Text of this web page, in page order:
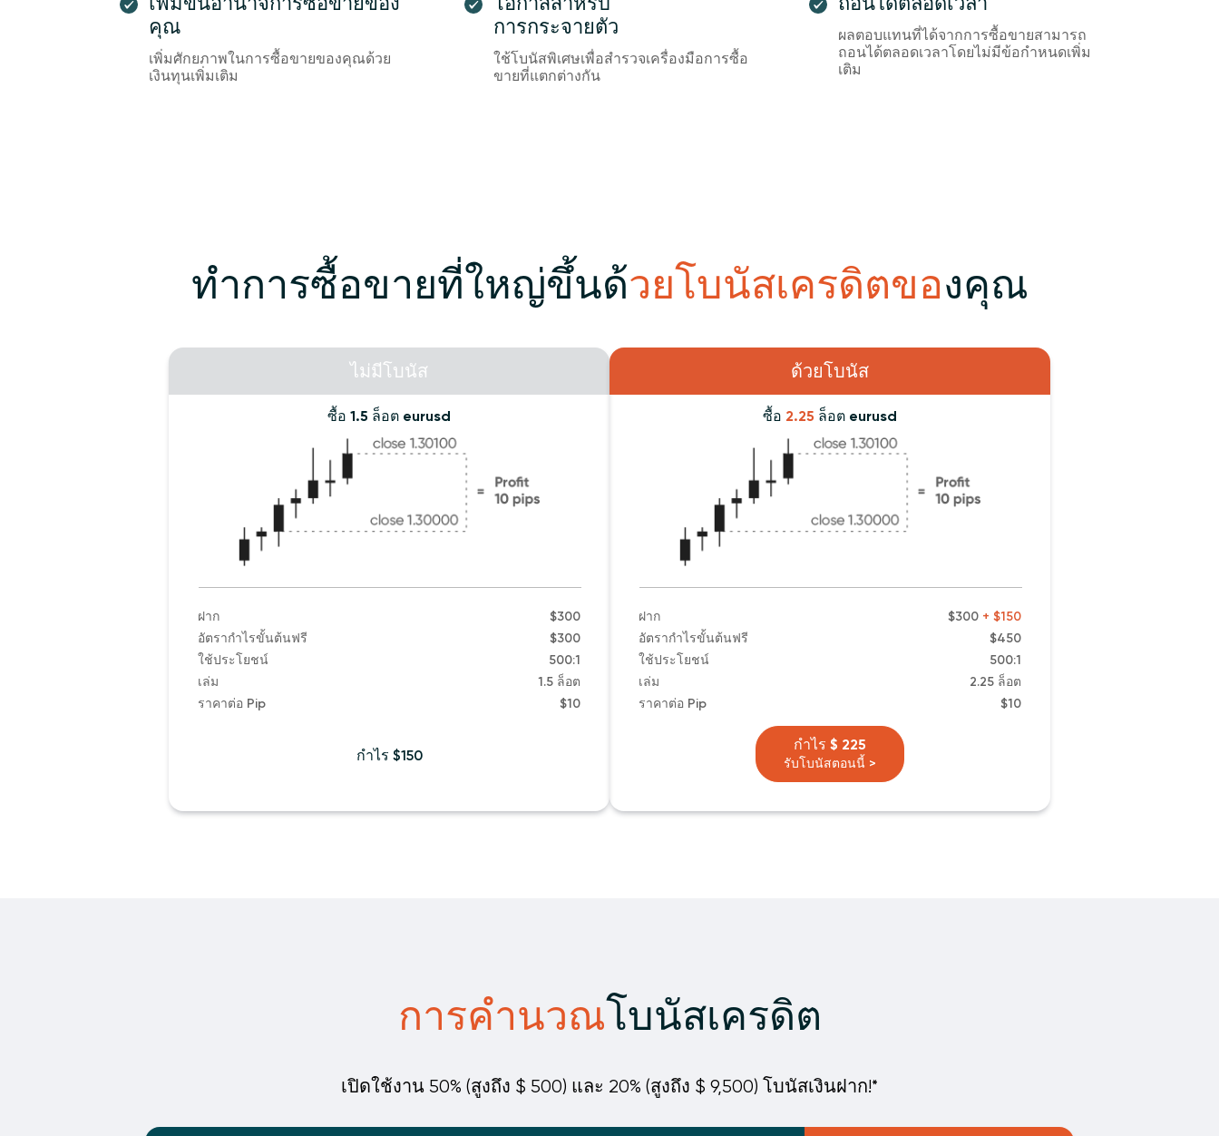
คุณ
เพิ่มศักยภาพในการซื้อขายของคุณด้วย
เงินทุนเพิ่มเติม
การกระจายตัว
ใช้โบนัสพิเศษเพื่อสำรวจเครื่องมือการซื้อ
ขายที่แตกต่างกัน
ผลตอบแทนที่ได้จากการซื้อขายสามารถ
ถอนได้ตลอดเวลาโดยไม่มีข้อกำหนดเพิ่ม
เติม
ทำการซื้อขายที่ใหญ่ขึ้นด้วยโบนัสเครดิตของคุณ
ไม่มีโบนัส
ซื้อ 1.5 ล็อต eurusd
ฝาก
$300
อัตรากำไรขั้นต้นฟรี
$300
ใช้ประโยชน์
500:1
เล่ม
1.5 ล็อต
ราคาต่อ Pip
$10
กำไร $150
ด้วยโบนัส
ซื้อ 2.25 ล็อต eurusd
ฝาก $300 + $150
อัตรากำไรขั้นต้นฟรี
$450
ใช้ประโยชน์
500:1
เล่ม
2.25 ล็อต
ราคาต่อ Pip
$10
กำไร $ 225
รับโบนัสตอนนี้ >
การคำนวณโบนัสเครดิต
เปิดใช้งาน 50% (สูงถึง $ 500) และ 20% (สูงถึง $ 9,500) โบนัสเงินฝาก!*